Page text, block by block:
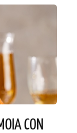
CON